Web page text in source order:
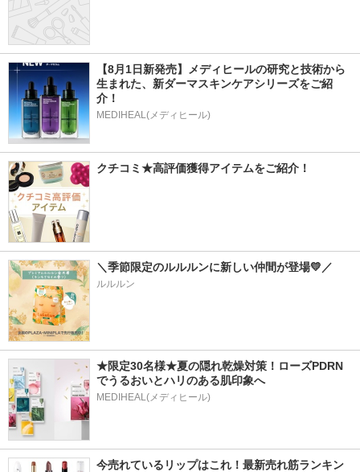
【8月1日新発売】メディヒールの研究と技術から
生まれた、新ダーマスキンケアシリーズをご紹
介！
MEDIHEAL(メディヒール)
クチコミ★高評価獲得アイテムをご紹介！
＼季節限定のルルルンに新しい仲間が登場💛／
ルルルン
★限定30名様★夏の隠れ乾燥対策！ローズPDRN
でうるおいとハリのある肌印象へ
MEDIHEAL(メディヒール)
今売れているリップはこれ！最新売れ筋ランキン